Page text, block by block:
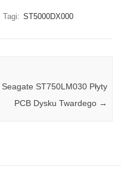
Tagi: ST5000DX000
Seagate ST750LM030 Płyty
PCB Dysku Twardego →